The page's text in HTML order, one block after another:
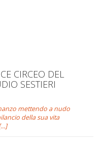
CIRCEO DEL
SESTIERI
mettendo a nudo
della sua vita